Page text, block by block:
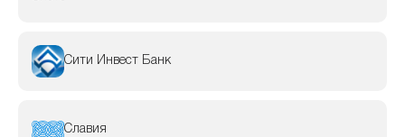
Сити Инвест Банк
Славия